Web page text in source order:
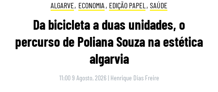
ALGARVE, ECONOMIA , EDIÇÃO PAPEL , SAÚDE
Da bicicleta a duas unidades, o
percurso de Poliana Souza na estética
algarvia
11:00 9 Agosto, 2026 | Henrique Dias Freire